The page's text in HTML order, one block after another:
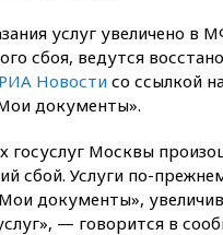
услуг увеличено в
сбоя, ведутся
РИА Новости со ссылкой
документы».
госуслуг Москвы
сбой. Услуги по-
документы»,
— говорится в